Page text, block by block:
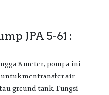
JPA 5-61 :
8 meter, pompa ini
mentransfer air
ground tank. Fungsi